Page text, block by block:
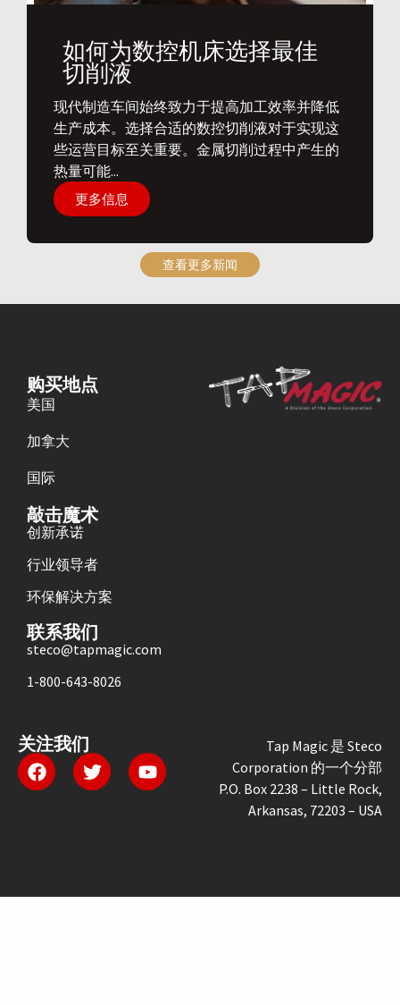
如何为数控机床选择最佳
切削液
​现代制造车间始终致力于提高加工效率并降低
生产成本。选择合适的数控切削液对于实现这
些运营目标至关重要。金属切削过程中产生的
热量可能...
更多信息
查看更多新闻
购买地点
美国
加拿大
国际
敲击魔术
创新承诺
行业领导者
环保解决方案
联系我们
steco@tapmagic.com
1-800-643-8026
关注我们
Tap Magic 是 Steco
Corporation 的一个分部
P.O. Box 2238 – Little Rock,
Arkansas, 72203 – USA